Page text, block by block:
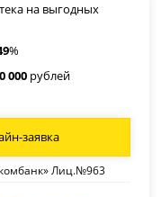
на выгодных
%
000 рублей
Лиц.№963
заявка